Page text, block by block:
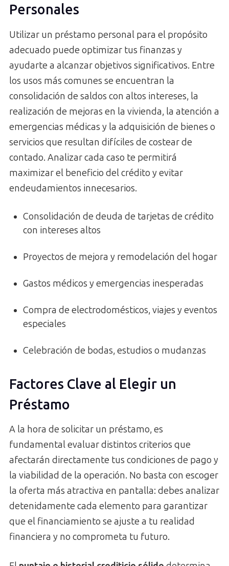
Personales
Utilizar un préstamo personal para el propósito
adecuado puede optimizar tus finanzas y
ayudarte a alcanzar objetivos significativos. Entre
los usos más comunes se encuentran la
consolidación de saldos con altos intereses, la
realización de mejoras en la vivienda, la atención a
emergencias médicas y la adquisición de bienes o
servicios que resultan difíciles de costear de
contado. Analizar cada caso te permitirá
maximizar el beneficio del crédito y evitar
endeudamientos innecesarios.
Consolidación de deuda de tarjetas de crédito
con intereses altos
Proyectos de mejora y remodelación del hogar
Gastos médicos y emergencias inesperadas
Compra de electrodomésticos, viajes y eventos
especiales
Celebración de bodas, estudios o mudanzas
Factores Clave al Elegir un
Préstamo
A la hora de solicitar un préstamo, es
fundamental evaluar distintos criterios que
afectarán directamente tus condiciones de pago y
la viabilidad de la operación. No basta con escoger
la oferta más atractiva en pantalla: debes analizar
detenidamente cada elemento para garantizar
que el financiamiento se ajuste a tu realidad
financiera y no comprometa tu futuro.